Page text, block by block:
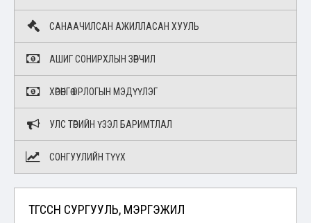
САНААЧИЛСАН АЖИЛЛАСАН ХУУЛЬ
АШИГ СОНИРХЛЫН ЗӨРЧИЛ
ХӨРӨНГӨ ОРЛОГЫН МЭДҮҮЛЭГ
УЛС ТӨРИЙН ҮЗЭЛ БАРИМТЛАЛ
СОНГУУЛИЙН ТҮҮХ
ТӨГССӨН СУРГУУЛЬ, МЭРГЭЖИЛ